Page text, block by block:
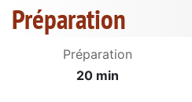
Préparation
Préparation
20 min